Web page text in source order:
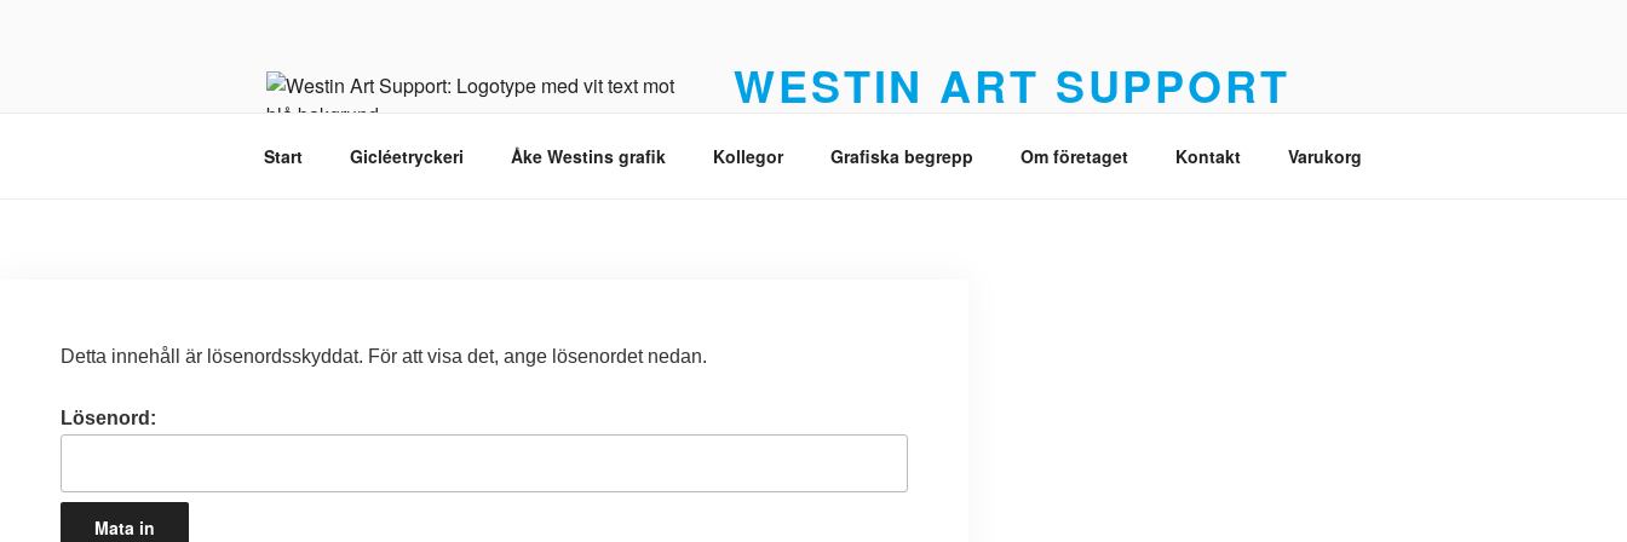
WESTIN ART SUPPORT
Start Gicléetryckeri Åke Westins grafik Kollegor Grafiska begrepp Om företaget Kontakt Varukorg
Detta innehåll är lösenordsskyddat. För att visa det, ange lösenordet nedan.
Lösenord: